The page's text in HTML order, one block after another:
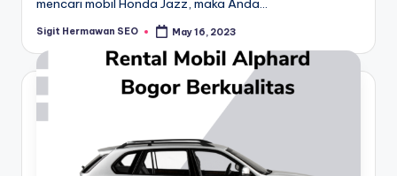
Posted
Sigit Hermawan SEO May 16, 2023